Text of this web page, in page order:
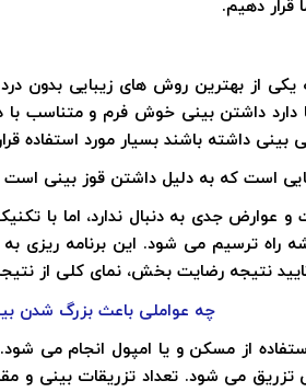
قرار دهیم.
که یکی از بهترین روش های زیبایی
دارد داشتن بینی خوش فرم و متناسب
داشته باشند بسیار مورد استفاده
است که به دلیل داشتن قوز بینی
عوارض جدی به دنبال ندارد، اما با
راه ترسیم می شود. این برنامه
تایید نتیجه رضایت بخش، نمای کلی از
چه عواملی باعث بزرگ شدن
از مسکن و یا امپول انجام می
می شود. تعداد تزریقات بینی و